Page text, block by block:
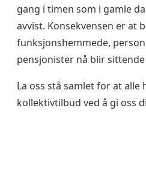
gang i timen som i gamle
avvist. Konsekvensen er at
funksjonshemmede,
pensjonister nå blir
La oss stå samlet for at alle
kollektivtilbud ved å gi oss